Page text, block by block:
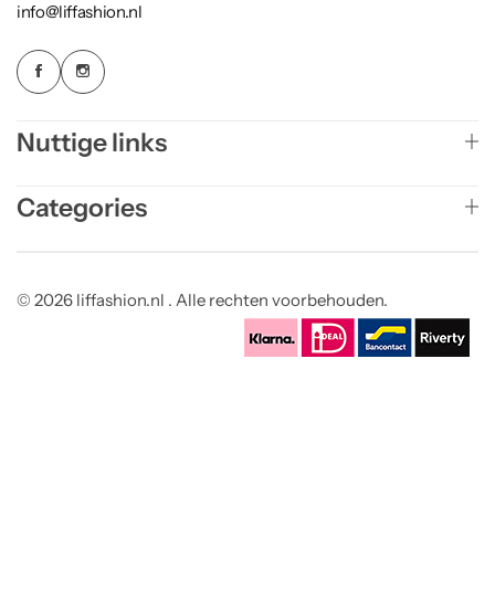
info@liffashion.nl
Nuttige links
Categories
© 2026 liffashion.nl . Alle rechten voorbehouden.